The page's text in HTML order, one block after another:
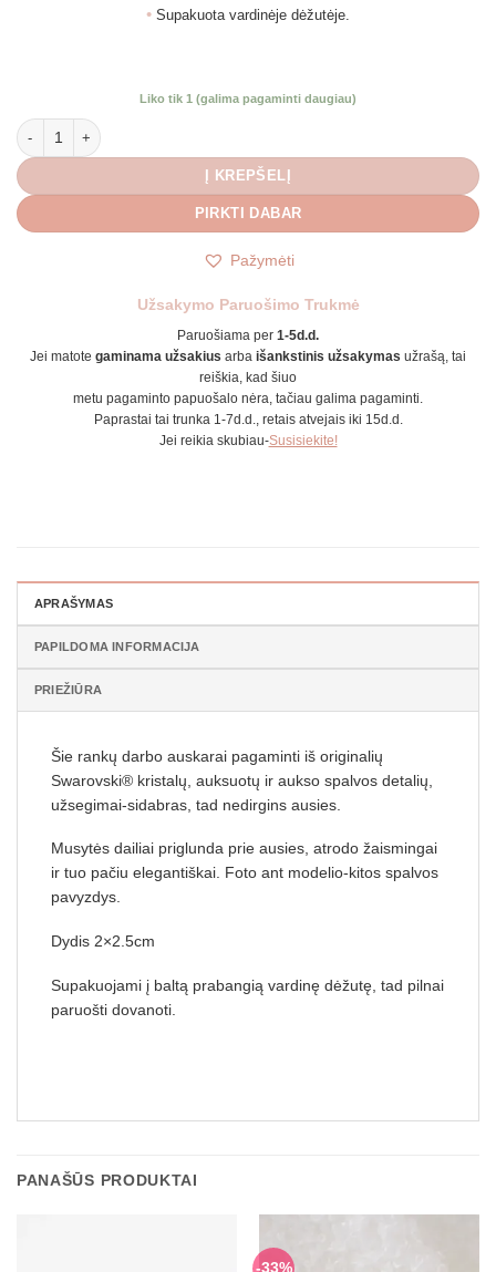
• Supakuota vardinėje dėžutėje.
Liko tik 1 (galima pagaminti daugiau)
produkto kiekis: Juodi auskarai musytės Amelia
Į KREPŠELĮ
PIRKTI DABAR
Pažymėti
Užsakymo Paruošimo Trukmė
Paruošiama per 1-5d.d.
Jei matote gaminama užsakius arba išankstinis užsakymas užrašą, tai
reiškia, kad šiuo
metu pagaminto papuošalo nėra, tačiau galima pagaminti.
Paprastai tai trunka 1-7d.d., retais atvejais iki 15d.d.
Jei reikia skubiau-Susisiekite!
APRAŠYMAS
PAPILDOMA INFORMACIJA
PRIEŽIŪRA
Šie rankų darbo auskarai pagaminti iš originalių
Swarovski® kristalų, auksuotų ir aukso spalvos detalių,
užsegimai-sidabras, tad nedirgins ausies.
Musytės dailiai priglunda prie ausies, atrodo žaismingai
ir tuo pačiu elegantiškai. Foto ant modelio-kitos spalvos
pavyzdys.
Dydis 2×2.5cm
Supakuojami į baltą prabangią vardinę dėžutę, tad pilnai
paruošti dovanoti.
PANAŠŪS PRODUKTAI
-33%